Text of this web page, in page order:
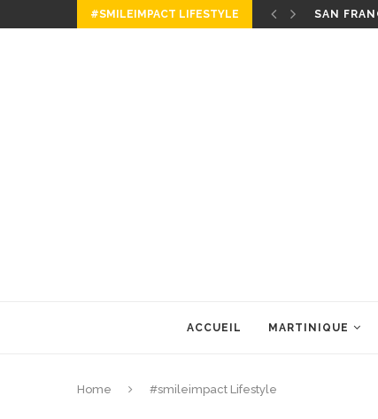
#SMILEIMPACT LIFESTYLE SAN
ACCUEIL MARTINIQUE
Home #smileimpact Lifestyle